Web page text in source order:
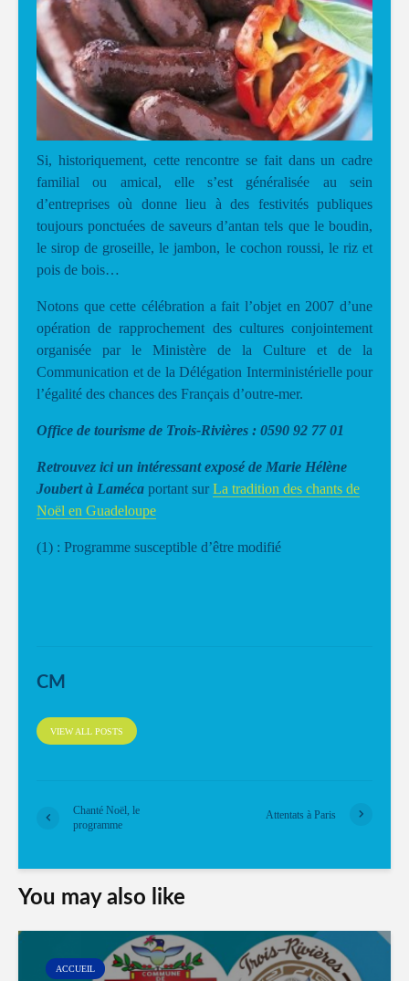
Si, historiquement, cette rencontre se fait dans un cadre
familial ou amical, elle s’est généralisée au sein
d’entreprises où donne lieu à des festivités publiques
toujours ponctuées de saveurs d’antan tels que le boudin,
le sirop de groseille, le jambon, le cochon roussi, le riz et
pois de bois…
Notons que cette célébration a fait l’objet en 2007 d’une
opération de rapprochement des cultures conjointement
organisée par le Ministère de la Culture et de la
Communication et de la Délégation Interministérielle pour
l’égalité des chances des Français d’outre-mer.
Office de tourisme de Trois-Rivières : 0590 92 77 01
Retrouvez ici un intéressant exposé de Marie Hélène
Joubert à Laméca portant sur La tradition des chants de
Noël en Guadeloupe
(1) : Programme susceptible d’être modifié
CM
VIEW ALL POSTS
Chanté Noël, le
programme
Attentats à Paris
You may also like
ACCUEIL